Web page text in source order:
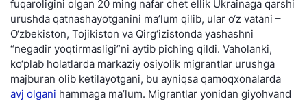
fuqaroligini olgan 20 ming nafar chet ellik Ukrainaga qarshi
urushda qatnashayotganini ma’lum qilib, ular o‘z vatani –
O‘zbekiston, Tojikiston va Qirg‘izistonda yashashni
“negadir yoqtirmasligi”ni aytib piching qildi. Vaholanki,
ko‘plab holatlarda markaziy osiyolik migrantlar urushga
majburan olib ketilayotgani, bu ayniqsa qamoqxonalarda
avj olgani hammaga ma’lum. Migrantlar yonidan giyohvand